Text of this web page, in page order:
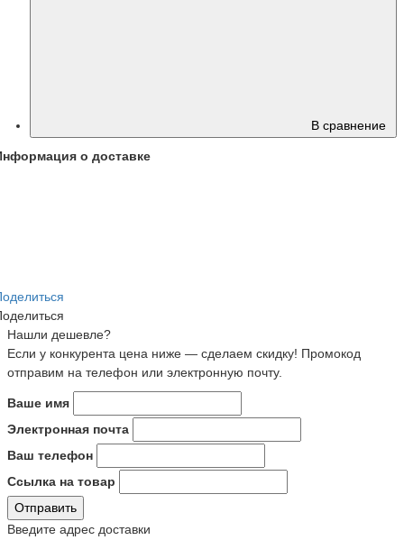
В сравнение
о доставке
Нашли дешевле?
Если у конкурента цена ниже — сделаем скидку! Промокод
отправим на телефон или электронную почту.
Ваше имя
Электронная почта
Ваш телефон
Ссылка на товар
Отправить
Введите адрес доставки